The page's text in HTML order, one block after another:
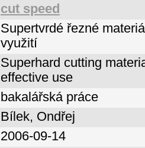
cut speed
Supertvrdé řezné
využití
Superhard cutting
effective use
bakalářská práce
Bílek, Ondřej
2006-09-14